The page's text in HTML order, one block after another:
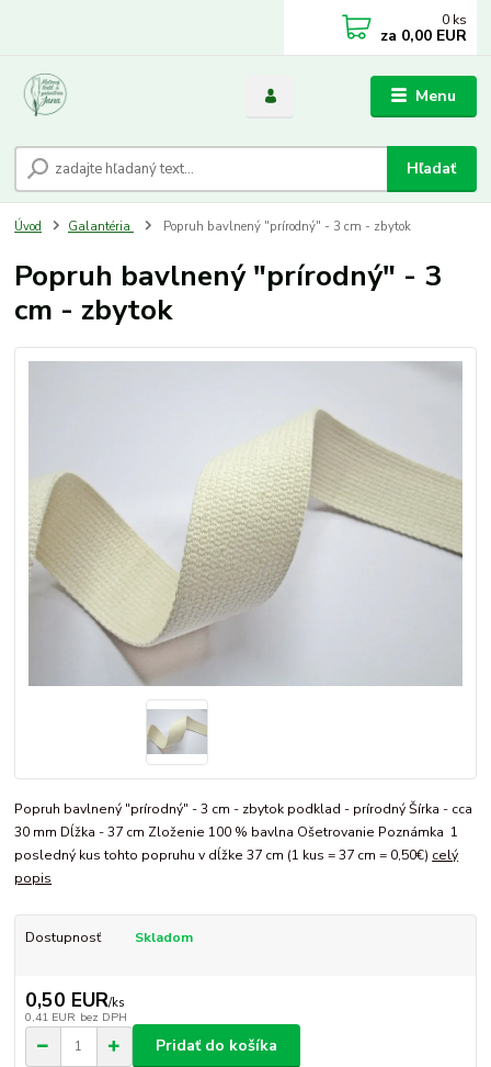
Menu
Hľadať
0 ks
za 0,00 EUR
Úvod Galantéria Popruh bavlnený "prírodný" - 3 cm - zbytok
Popruh bavlnený "prírodný" - 3
cm - zbytok
Popruh bavlnený "prírodný" - 3 cm - zbytok podklad - prírodný Šírka - cca
30 mm Dĺžka - 37 cm Zloženie 100 % bavlna Ošetrovanie Poznámka 1
posledný kus tohto popruhu v dĺžke 37 cm (1 kus = 37 cm = 0,50€) celý
popis
Dostupnosť Skladom
0,50 EUR/ks
0,41 EUR bez DPH
Pridať do košíka